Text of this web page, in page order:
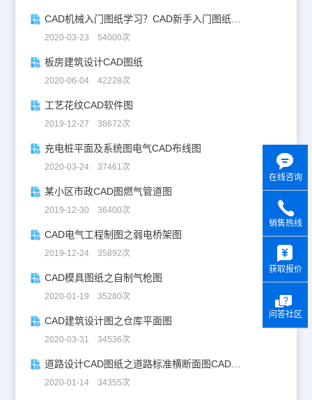
CAD机械入门图纸学习？CAD新手入门图纸练习
2020-03-23 54000次
板房建筑设计CAD图纸
2020-06-04 42228次
工艺花纹CAD软件图
2019-12-27 38672次
充电桩平面及系统图电气CAD布线图
2020-03-24 37461次
某小区市政CAD图燃气管道图
2019-12-30 36400次
CAD电气工程制图之弱电桥架图
2019-12-24 35892次
CAD模具图纸之自制气枪图
2020-01-19 35280次
CAD建筑设计图之仓库平面图
2020-03-31 34536次
道路设计CAD图纸之道路标准横断面图CAD图纸
2020-01-14 34355次
在线咨询
销售热线
获取报价
问答社区